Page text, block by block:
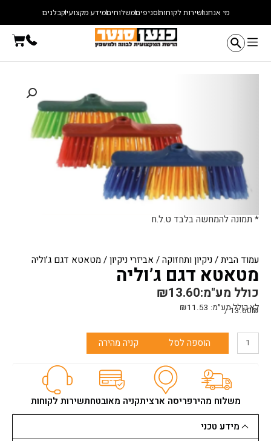
מי אנחנושירות לקוחותסניפיםמשלוחיםמידע מקצועיקבלנים
עמוד הבית/ניקיון ותחזוקה/ אביזרי ניקיון/ מטאטא דגם ג’וליה
מטאטא דגם ג’וליה
₪13.60כולל מע"מ:
לא כולל מע״מ: ₪11.53
13.60₪ /
כמות
הוספה לסל קניה מהירה
משלוח מהירפריסה ארציתקניה מאובטחתשירות לקוחות
מידע טכני
* תמונה להמחשה בלבד ט.ל.ח